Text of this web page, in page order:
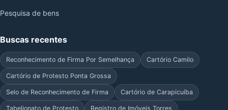
Pesquisa de bens
Buscas recentes
Reconhecimento de Firma Por Semelhança Cartório Camilo
Cartório de Protesto Ponta Grossa
Selo de Reconhecimento de Firma Cartório de Carapicuíba
Tabelionato de Protesto Registro de Imóveis Torres